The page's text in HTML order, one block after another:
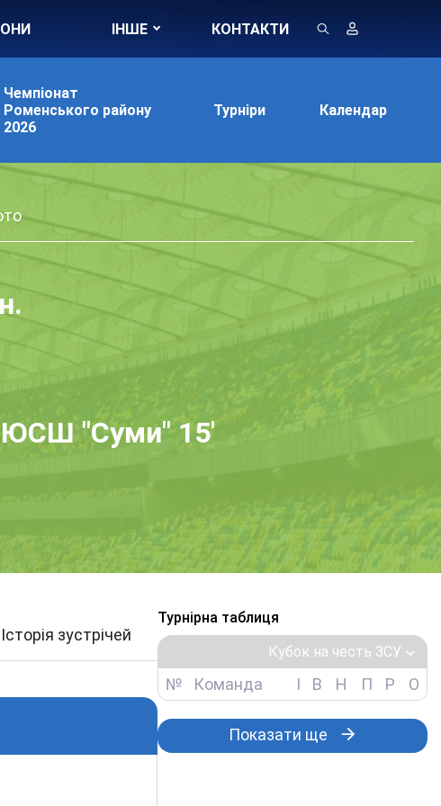
ІНШЕ КОНТАКТИ
Чемпіонат
Роменського району
2026
Турніри Календар
"Суми" 15'
Історія зустрічей
Турнірна таблиця
Кубок на честь ЗСУ
№ Команда І В Н П Р О
Показати ще